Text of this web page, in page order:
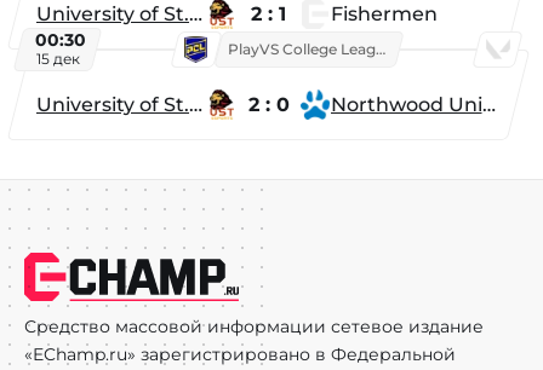
University of St. Thomas 2 : 1 Fishermen
00:30
15 дек
PlayVS College League 2025: Fall
University of St. Thomas 2 : 0 Northwood University
Средство массовой информации сетевое издание
«EChamp.ru» зарегистрировано в Федеральной